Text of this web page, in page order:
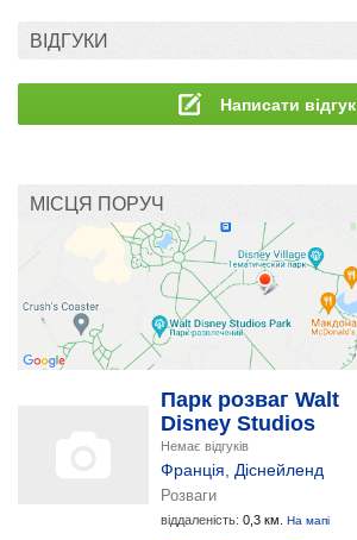
ВІДГУКИ
Написати відгук
МІСЦЯ ПОРУЧ
Парк розваг Walt
Disney Studios
Немає відгуків
Франція Діснейленд
Розваги
віддаленість: 0,3 км. На мапі